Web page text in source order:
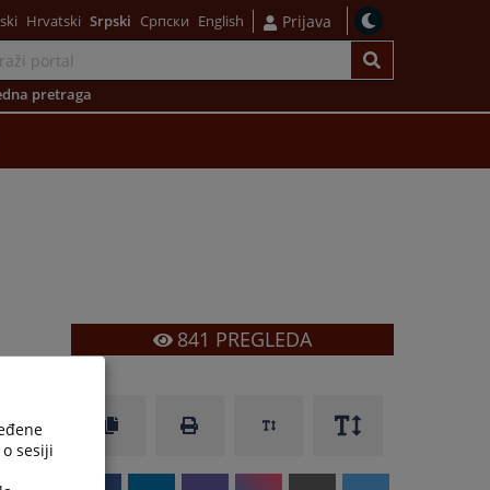
Hrvatski Srpski Српски English Prijava
pretraga
841 PREGLEDA
sesiji